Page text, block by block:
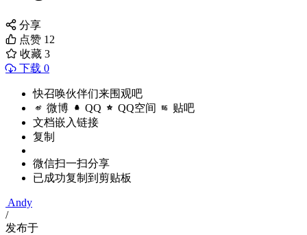
分享
点赞 12
收藏 3
下载 0
快召唤伙伴们来围观吧
微博 QQ QQ空间 贴吧
文档嵌入链接
复制
微信扫一扫分享
已成功复制到剪贴板
Andy
/
发布于